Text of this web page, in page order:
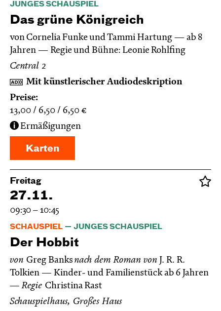
JUNGES SCHAUSPIEL
Das grüne König­reich
von Cornelia Funke und Tammi Hartung
ab 8
Jahren
Regie und Bühne: Leonie Rohlfing
Central 2
Mit künstlerischer Audiodeskription
Preise:
13,00
6,50 6,50 €
Ermäßigungen
Karten
Freitag
27.11.
09:30 – 10:45
SCHAUSPIEL JUNGES SCHAUSPIEL
Der Hobbit
von Greg Banks nach dem Roman von J. R. R.
Tolkien
Kinder- und Familienstück ab 6 Jahren
Regie Christina Rast
Schauspielhaus, Großes Haus